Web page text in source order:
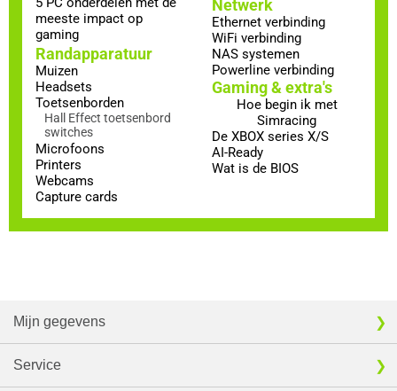
meeste impact op
gaming
Randapparatuur
Muizen
Headsets
Toetsenborden
Hall Effect toetsenbord
switches
Microfoons
Printers
Webcams
Capture cards
Netwerk
Ethernet verbinding
WiFi verbinding
NAS systemen
Powerline verbinding
Gaming & extra's
Hoe begin ik met
Simracing
De XBOX series X/S
AI-Ready
Wat is de BIOS
Mijn gegevens
Service